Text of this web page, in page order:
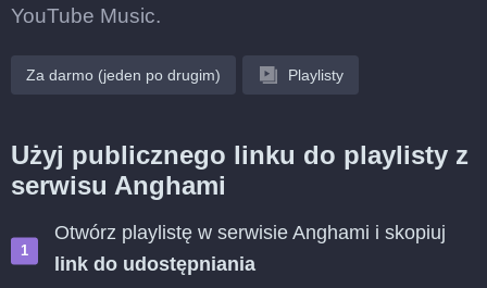
YouTube Music.
Za darmo (jeden po drugim) Playlisty
Użyj publicznego linku do playlisty z
serwisu Anghami
Otwórz playlistę w serwisie Anghami i skopiuj
link do udostępniania